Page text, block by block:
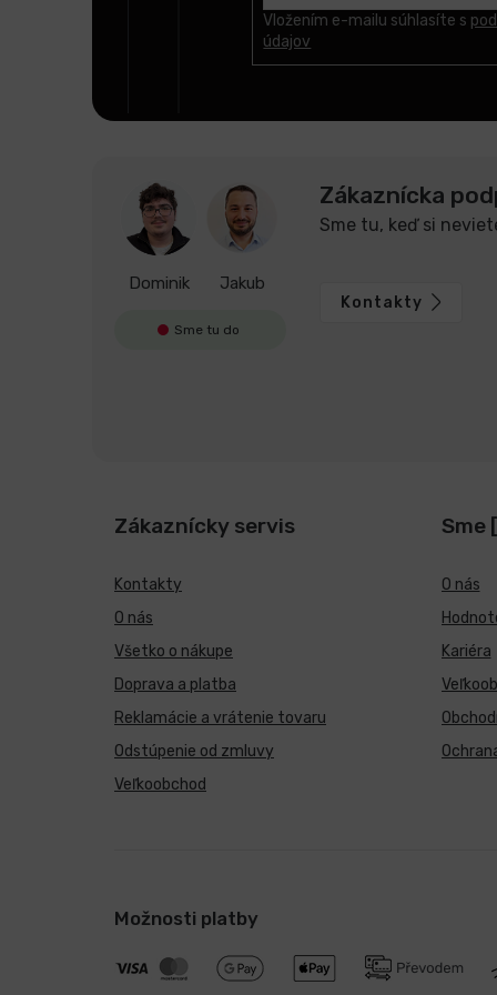
Vložením e-mailu súhlasíte s
údajov
Dominik Jakub
Sme tu do
Zákaznícka
Sme tu, keď si
Kontakty
Zákaznícky servis
Kontakty
O nás
Všetko o nákupe
Doprava a platba
Reklamácie a vrátenie tovaru
Odstúpenie od zmluvy
Veľkoobchod
Sme
O nás
Kariéra
Možnosti platby